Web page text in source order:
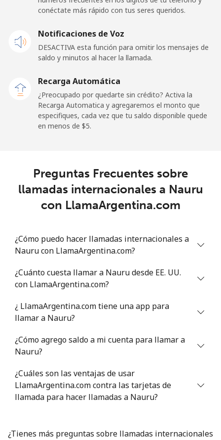
⁦48.9¢⁩ 10 min por ⁦$5⁩
New Zealand
Celular ⁦6.9¢⁩
Nicaragua
Niger
Celular ⁦47.9¢⁩ 10 min por ⁦$5⁩
⁦21.5¢⁩
Celular ⁦16.5¢⁩ ⁦35¢⁩
Niue
All
country
⁦205.9¢⁩
Norfolk Island
All
⁦200.9¢⁩ 2 min por ⁦$5⁩ -
conéctate más rápido con tus seres queridos.
Notificaciones de Voz
DESACTIVA esta función para omitir los mensajes de
saldo y minutos al hacer la llamada.
Recarga Automática
¿Preocupado por quedarte sin crédito? Activa la
Recarga Automatica y agregaremos el monto que
especifiques, cada vez que tu saldo disponible quede
en menos de ⁦$5⁩.
Preguntas Frecuentes sobre
llamadas internacionales a Nauru
con LlamaArgentina.com
¿Cómo puedo hacer llamadas internacionales a
Nauru con LlamaArgentina.com?
¿Cuánto cuesta llamar a Nauru desde EE. UU.
con LlamaArgentina.com?
¿ LlamaArgentina.com tiene una app para
llamar a Nauru?
¿Cómo agrego saldo a mi cuenta para llamar a
Nauru?
¿Cuáles son las ventajas de usar
LlamaArgentina.com contra las tarjetas de
llamada para hacer llamadas a Nauru?
¿Tienes más preguntas sobre llamadas internacionales